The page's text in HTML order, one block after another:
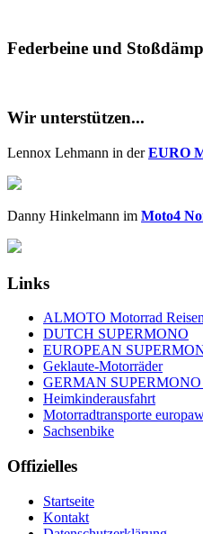
Federbeine und
Wir unterstützen...
Lennox Lehmann in derEURO
Danny Hinkelmann im Moto4
Links
ALMOTO Motorrad Reisen
DUTCH SUPERMONO
EUROPEAN
Geklaute-Motorräder
GERMAN
Heimkinderausfahrt
Motorradtransporte
Sachsenbike
Offizielles
Startseite
Kontakt